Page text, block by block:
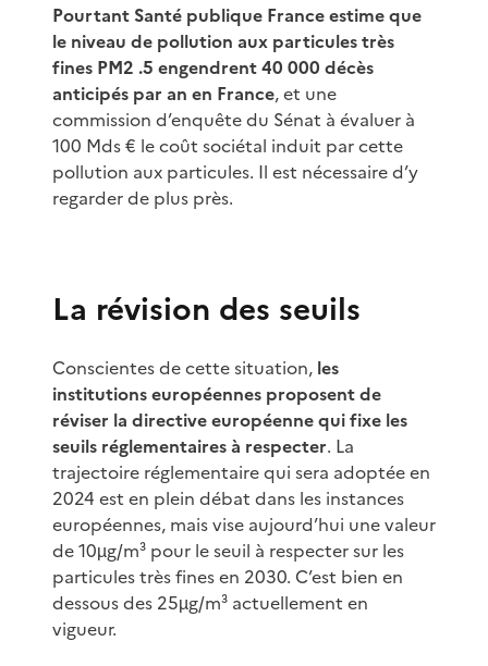
Pourtant Santé publique France estime que
le niveau de pollution aux particules très
fines PM2 .5 engendrent 40 000 décès
anticipés par an en France, et une
commission d’enquête du Sénat à évaluer à
100 Mds € le coût sociétal induit par cette
pollution aux particules. Il est nécessaire d’y
regarder de plus près.
La révision des seuils
Conscientes de cette situation, les
institutions européennes proposent de
réviser la directive européenne qui fixe les
seuils réglementaires à respecter. La
trajectoire réglementaire qui sera adoptée en
2024 est en plein débat dans les instances
européennes, mais vise aujourd’hui une valeur
de 10µg/m³ pour le seuil à respecter sur les
particules très fines en 2030. C’est bien en
dessous des 25µg/m³ actuellement en
vigueur.